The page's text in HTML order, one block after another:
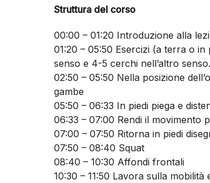
Struttura del corso
00:00 – 01:20 Introduzione alla
01:20 – 05:50 Esercizi (a terra o
senso e 4-5 cerchi nell’altro senso.
02:50 – 05:50 Nella posizione
gambe
05:50 – 06:33 In piedi piega e
06:33 – 07:00 Rendi il movimento
07:00 – 07:50 Ritorna in piedi
07:50 – 08:40 Squat
08:40 – 10:30 Affondi frontali
10:30 – 11:50 Lavora sulla